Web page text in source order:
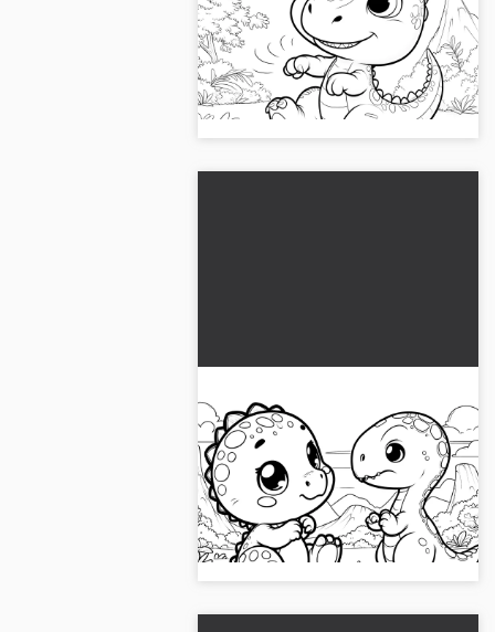
Bu dinozor boyama resmine
muazzam bir sahne eşlik ediyor.
Ücretsiz indirin ve hemen
boyamaya başlayın!...
Tatlı dinozorlar savaşırken:
ücretsiz boyama resmi
Yüksek çözünürlüklü komik bir
dinozor boyama resmi keşfedin.
Sadece indirin ve boyayın. Resmi
şimdi ücretsiz alın!...